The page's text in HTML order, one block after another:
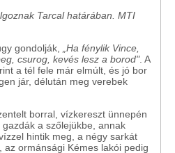
Tarcal határában. MTI
gondolják,
„Ha fénylik Vince,
csurog, kevés lesz a borod". A
a tél fele már elmúlt, és jó bor
jár, délután meg verebek
borral, vízkereszt ünnepén
a szőlejükbe, annak
hintik meg, a négy sarkát
az ormánsági Kémes lakói pedig